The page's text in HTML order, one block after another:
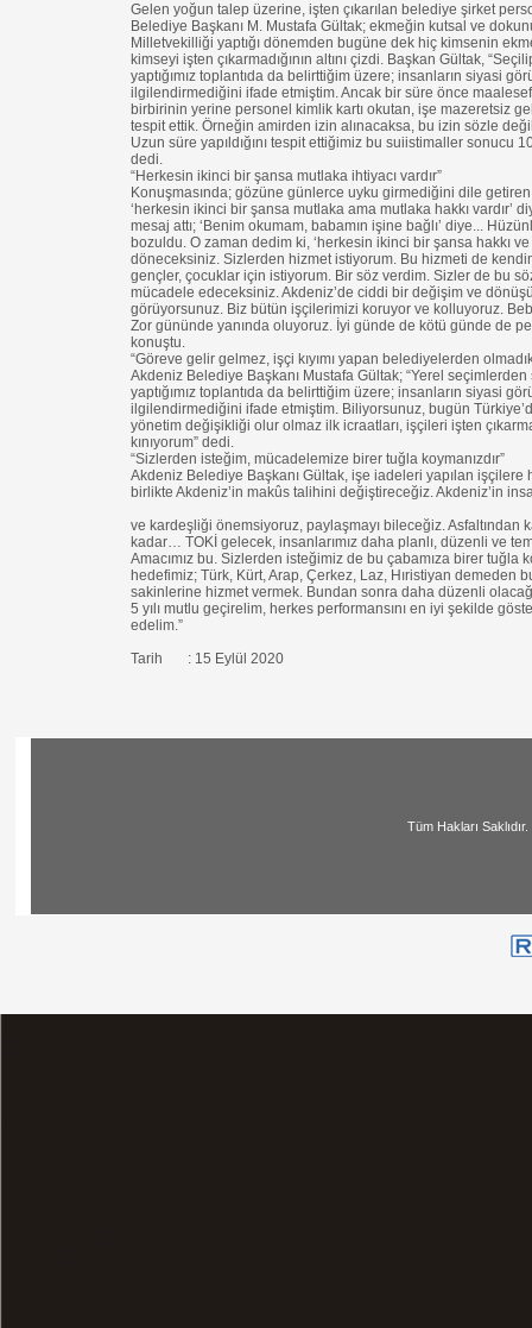
Gelen yoğun talep üzerine, işten çıkarılan belediye şirket
Belediye Başkanı M. Mustafa Gültak; ekmeğin kutsal ve
Milletvekilliği yaptığı dönemden bugüne dek hiç kimsenin
kimseyi işten çıkarmadığının altını çizdi. Başkan Gültak,
yaptığımız toplantıda da belirttiğim üzere; insanların siyasi
ilgilendirmediğini ifade etmiştim. Ancak bir süre önce maalesef
birbirinin yerine personel kimlik kartı okutan, işe mazeretsiz
tespit ettik. Örneğin amirden izin alınacaksa, bu izin sözle
Uzun süre yapıldığını tespit ettiğimiz bu suiistimaller sonucu
dedi.
“Herkesin ikinci bir şansa mutlaka ihtiyacı vardır”
Konuşmasında; gözüne günlerce uyku girmediğini dile
‘herkesin ikinci bir şansa mutlaka ama mutlaka hakkı vardır’
mesaj attı; ‘Benim okumam, babamın işine bağlı’ diye...
bozuldu. O zaman dedim ki, ‘herkesin ikinci bir şansa hakkı
döneceksiniz. Sizlerden hizmet istiyorum. Bu hizmeti de
gençler, çocuklar için istiyorum. Bir söz verdim. Sizler de bu
mücadele edeceksiniz. Akdeniz’de ciddi bir değişim ve
görüyorsunuz. Biz bütün işçilerimizi koruyor ve kolluyoruz.
Zor gününde yanında oluyoruz. İyi günde de kötü günde de
konuştu.
“Göreve gelir gelmez, işçi kıyımı yapan belediyelerden
Akdeniz Belediye Başkanı Mustafa Gültak; “Yerel
yaptığımız toplantıda da belirttiğim üzere; insanların siyasi
ilgilendirmediğini ifade etmiştim. Biliyorsunuz, bugün
yönetim değişikliği olur olmaz ilk icraatları, işçileri işten
kınıyorum” dedi.
“Sizlerden isteğim, mücadelemize birer tuğla koymanızdır”
Akdeniz Belediye Başkanı Gültak, işe iadeleri yapılan
birlikte Akdeniz’in makûs talihini değiştireceğiz. Akdeniz’in
ve kardeşliği önemsiyoruz, paylaşmayı bileceğiz. Asfaltından
kadar… TOKİ gelecek, insanlarımız daha planlı, düzenli ve
Amacımız bu. Sizlerden isteğimiz de bu çabamıza birer tuğla
hedefimiz; Türk, Kürt, Arap, Çerkez, Laz, Hıristiyan demeden
sakinlerine hizmet vermek. Bundan sonra daha düzenli
5 yılı mutlu geçirelim, herkes performansını en iyi şekilde
edelim.”
Tarih : 15 Eylül 2020
Tüm Hakları Saklıdır. | All